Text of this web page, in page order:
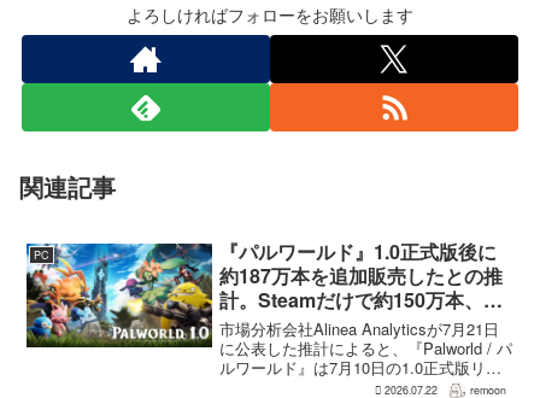
よろしければフォローをお願いします
関連記事
PC
『パルワールド』1.0正式版後に
約187万本を追加販売したとの推
計。Steamだけで約150万本、累
計3050万本規模
市場分析会社Alinea Analyticsが7月21日
に公表した推計によると、『Palworld / パ
ルワールド』は7月10日の1.0正式版リリ
ース後、Steamで約150万本、PS5で約30
2026.07.22 remoon